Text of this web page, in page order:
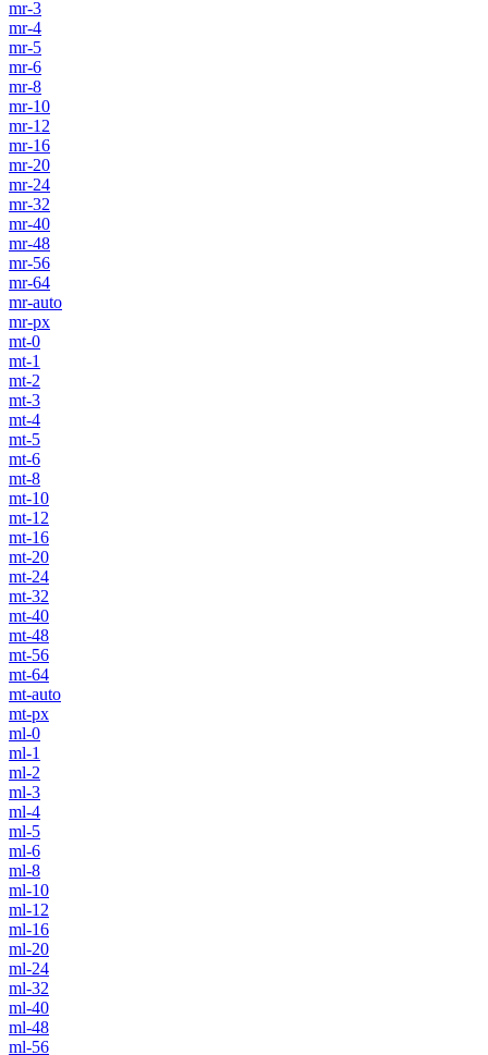
mr-3
mr-4
mr-5
mr-6
mr-8
mr-10
mr-12
mr-16
mr-20
mr-24
mr-32
mr-40
mr-48
mr-56
mr-64
mr-auto
mr-px
mt-0
mt-1
mt-2
mt-3
mt-4
mt-5
mt-6
mt-8
mt-10
mt-12
mt-16
mt-20
mt-24
mt-32
mt-40
mt-48
mt-56
mt-64
mt-auto
mt-px
ml-0
ml-1
ml-2
ml-3
ml-4
ml-5
ml-6
ml-8
ml-10
ml-12
ml-16
ml-20
ml-24
ml-32
ml-40
ml-48
ml-56